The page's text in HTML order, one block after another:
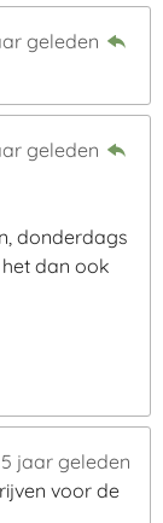
geleden
geleden
donderdags
het dan ook
5 jaar geleden
voor de